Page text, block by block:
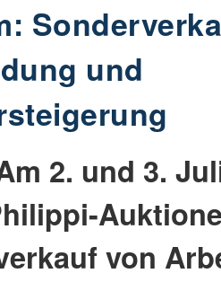
und
2. und 3.
von